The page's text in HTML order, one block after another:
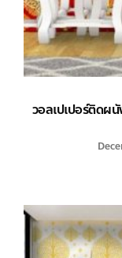
วอลเปเปอร์ติดผ